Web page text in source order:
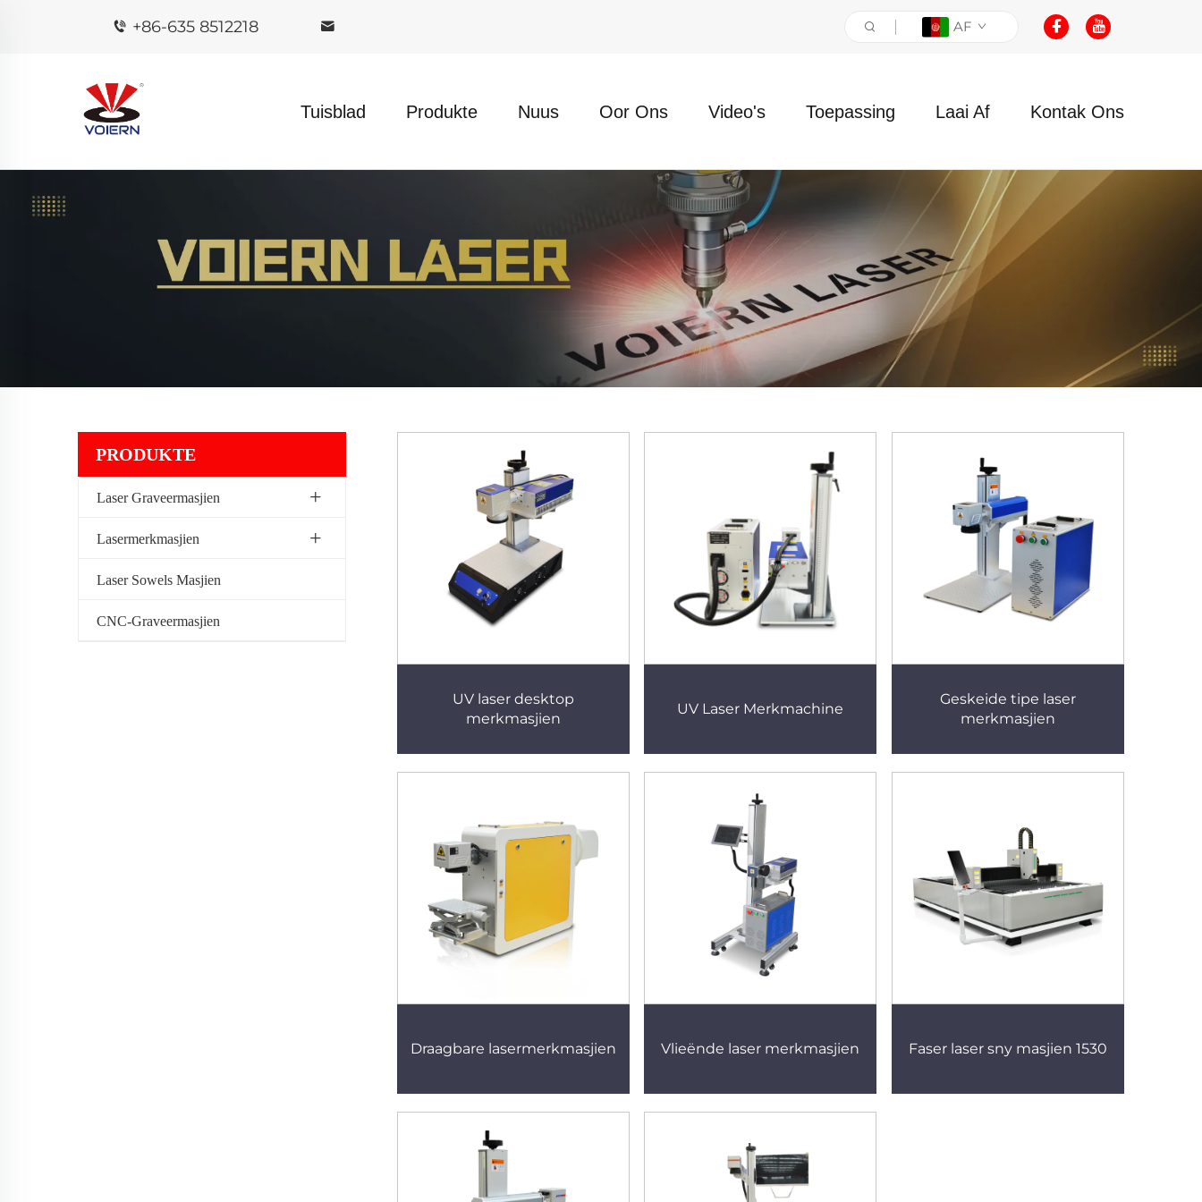
+86-635 8512218 AF
Tuisblad Produkte Nuus Oor Ons Video's Toepassing Laai Af Kontak Ons
PRODUKTE
Laser Graveermasjien
Lasermerkmasjien
Laser Sowels Masjien
CNC-Graveermasjien
UV laser desktop
merkmasjien
UV Laser Merkmachine
Geskeide tipe laser
merkmasjien
Draagbare lasermerkmasjien Vlieënde laser merkmasjien Faser laser sny masjien 1530